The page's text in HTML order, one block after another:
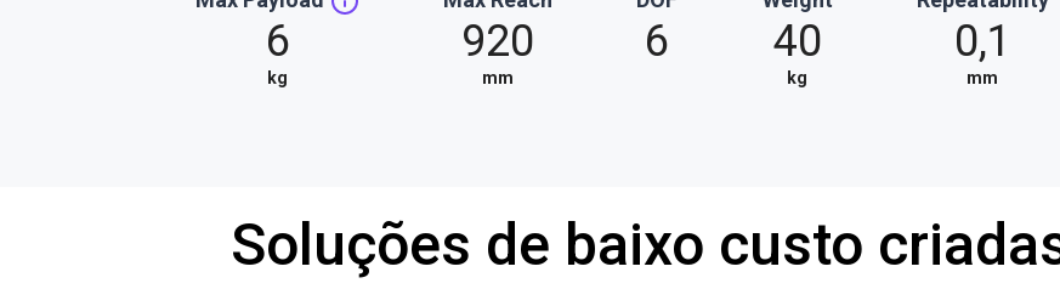
6
kg
920
mm
6 40
kg
0,1
mm
Soluções de baixo custo